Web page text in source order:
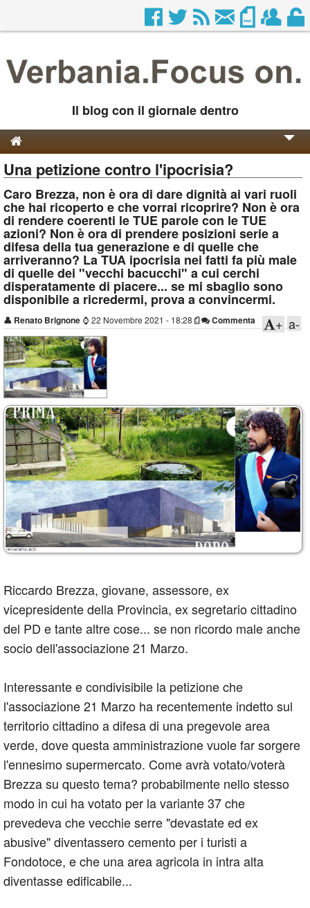
Il blog con il giornale dentro
Genesi e Storia
Contatti
Una petizione contro l'ipocrisia?
Caro Brezza, non è ora di dare dignità ai vari ruoli
che hai ricoperto e che vorrai ricoprire? Non è ora
di rendere coerenti le TUE parole con le TUE
azioni? Non è ora di prendere posizioni serie a
difesa della tua generazione e di quelle che
arriveranno? La TUA ipocrisia nei fatti fa più male
di quelle dei "vecchi bacucchi" a cui cerchi
disperatamente di piacere... se mi sbaglio sono
disponibile a ricredermi, prova a convincermi.
👤 Renato Brignone ⌚ 22 Novembre 2021 - 18:28 Commenta a-
+
Riccardo Brezza, giovane, assessore, ex
vicepresidente della Provincia, ex segretario cittadino
del PD e tante altre cose... se non ricordo male anche
socio dell'associazione 21 Marzo.
Interessante e condivisibile la petizione che
l'associazione 21 Marzo ha recentemente indetto sul
territorio cittadino a difesa di una pregevole area
verde, dove questa amministrazione vuole far sorgere
l'ennesimo supermercato. Come avrà votato/voterà
Brezza su questo tema? probabilmente nello stesso
modo in cui ha votato per la variante 37 che
prevedeva che vecchie serre "devastate ed ex
abusive" diventassero cemento per i turisti a
Fondotoce, e che una area agricola in intra alta
diventasse edificabile...